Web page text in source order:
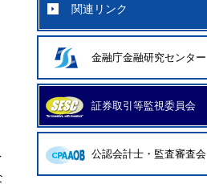
関連リンク
金融庁金融研究センター
証券取引等監視委員会
公認会計士・監査審査会